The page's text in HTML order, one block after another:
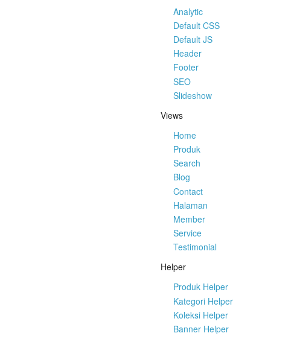
Analytic
Default CSS
Default JS
Header
Footer
SEO
Slideshow
Views
Home
Produk
Search
Blog
Contact
Halaman
Member
Service
Testimonial
Helper
Produk Helper
Kategori Helper
Koleksi Helper
Banner Helper